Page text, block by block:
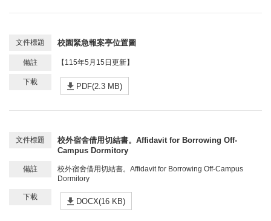
校園緊急報案亭位置圖
【115年5月15日更新】
PDF(2.3 MB)
校外宿舍借用切結書。Affidavit for Borrowing Off-
Campus Dormitory
校外宿舍借用切結書。Affidavit for Borrowing Off-Campus
Dormitory
DOCX(16 KB)